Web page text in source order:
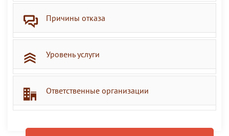
Причины отказа
Уровень услуги
Ответственные организации